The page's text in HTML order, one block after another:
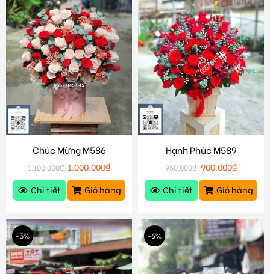
Chúc Mừng M586
1.100.000₫ 1.000.000₫
Chi tiết
Giỏ hàng
Hạnh Phúc M589
950.000₫ 900.000₫
Chi tiết
Giỏ hàng
-5% -6%